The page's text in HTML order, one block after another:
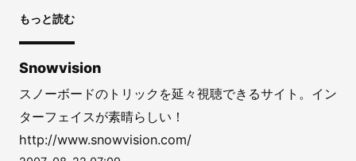
もっと読む
Snowvision
スノーボードのトリックを延々視聴できるサイト。イン
ターフェイスが素晴らしい！
http://www.snowvision.com/